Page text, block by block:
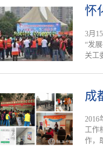
怀
3月
“发
关工
成
2016
工作
作，